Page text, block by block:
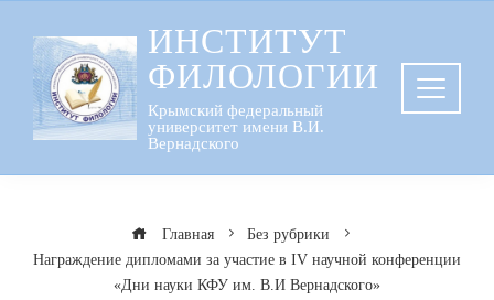
содержанию
ИНСТИТУТ
ФИЛОЛОГИИ
Крымский федеральный
университет имени В.И.
Вернадского
Главная
Без рубрики
Награждение дипломами за участие в IV научной конференции
«Дни науки КФУ им. В.И Вернадского»